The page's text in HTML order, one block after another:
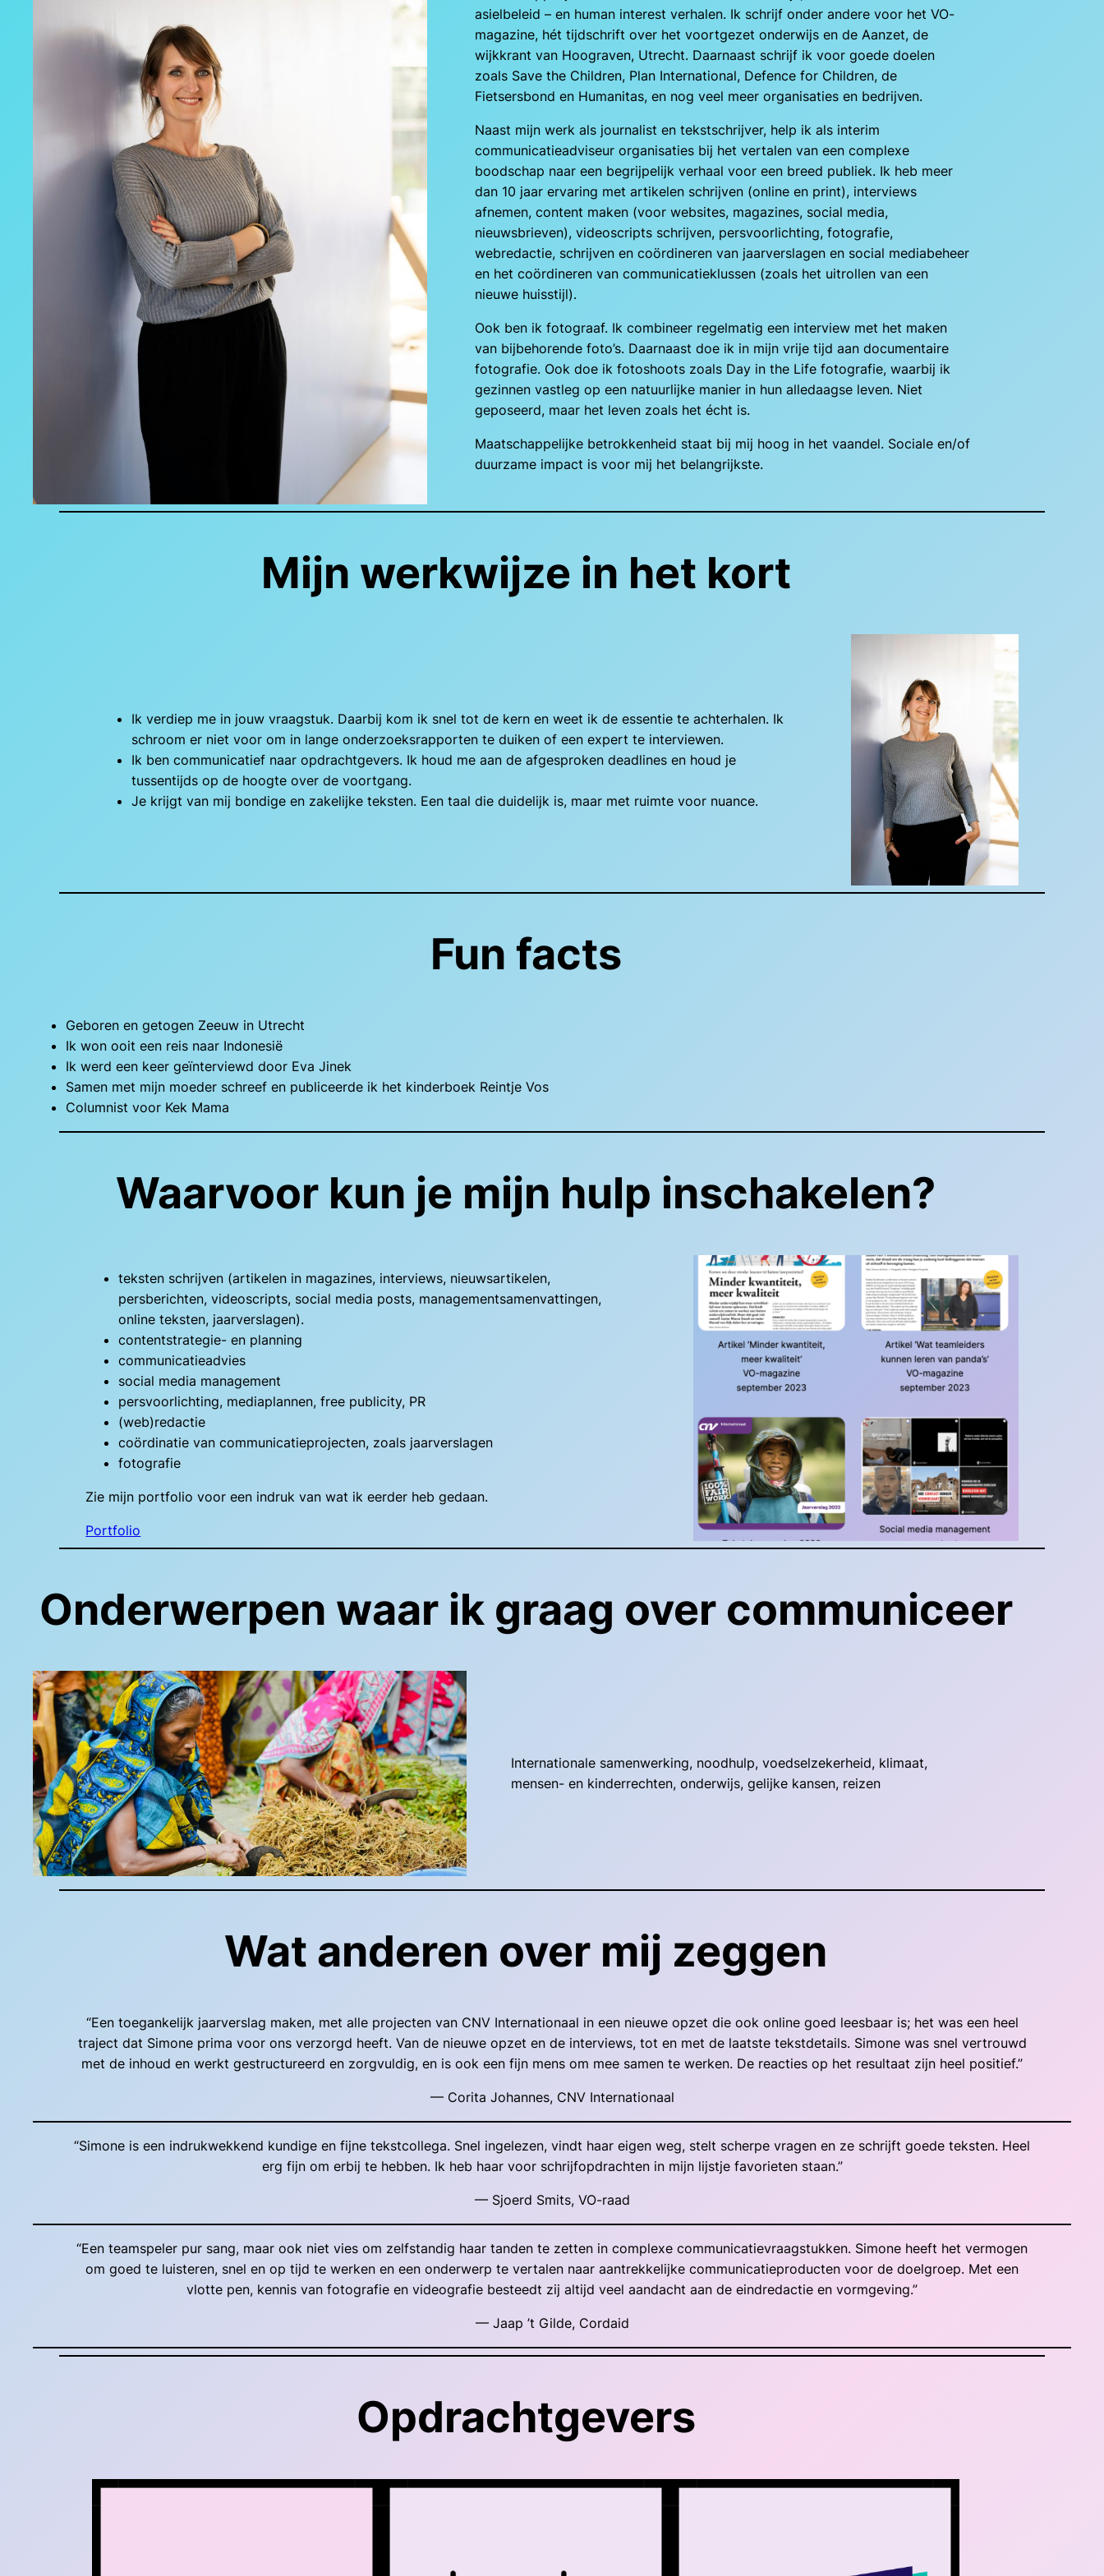
asielbeleid – en human interest verhalen. Ik schrijf onder andere voor het VO-
magazine, hét tijdschrift over het voortgezet onderwijs en de Aanzet, de
wijkkrant van Hoograven, Utrecht. Daarnaast schrijf ik voor goede doelen
zoals Save the Children, Plan International, Defence for Children, de
Fietsersbond en Humanitas, en nog veel meer organisaties en bedrijven.
Naast mijn werk als journalist en tekstschrijver, help ik als interim
communicatieadviseur organisaties bij het vertalen van een complexe
boodschap naar een begrijpelijk verhaal voor een breed publiek. Ik heb meer
dan 10 jaar ervaring met artikelen schrijven (online en print), interviews
afnemen, content maken (voor websites, magazines, social media,
nieuwsbrieven), videoscripts schrijven, persvoorlichting, fotografie,
webredactie, schrijven en coördineren van jaarverslagen en social mediabeheer
en het coördineren van communicatieklussen (zoals het uitrollen van een
nieuwe huisstijl).
Ook ben ik fotograaf. Ik combineer regelmatig een interview met het maken
van bijbehorende foto’s. Daarnaast doe ik in mijn vrije tijd aan documentaire
fotografie. Ook doe ik fotoshoots zoals Day in the Life fotografie, waarbij ik
gezinnen vastleg op een natuurlijke manier in hun alledaagse leven. Niet
geposeerd, maar het leven zoals het écht is.
Maatschappelijke betrokkenheid staat bij mij hoog in het vaandel. Sociale en/of
duurzame impact is voor mij het belangrijkste.
Mijn werkwijze in het kort
Ik verdiep me in jouw vraagstuk. Daarbij kom ik snel tot de kern en weet ik de essentie te achterhalen. Ik
schroom er niet voor om in lange onderzoeksrapporten te duiken of een expert te interviewen.
Ik ben communicatief naar opdrachtgevers. Ik houd me aan de afgesproken deadlines en houd je
tussentijds op de hoogte over de voortgang.
Je krijgt van mij bondige en zakelijke teksten. Een taal die duidelijk is, maar met ruimte voor nuance.
Fun facts
Geboren en getogen Zeeuw in Utrecht
Ik won ooit een reis naar Indonesië
Ik werd een keer geïnterviewd door Eva Jinek
Samen met mijn moeder schreef en publiceerde ik het kinderboek Reintje Vos
Columnist voor Kek Mama
Waarvoor kun je mijn hulp inschakelen?
teksten schrijven (artikelen in magazines, interviews, nieuwsartikelen,
persberichten, videoscripts, social media posts, managementsamenvattingen,
online teksten, jaarverslagen).
contentstrategie- en planning
communicatieadvies
social media management
persvoorlichting, mediaplannen, free publicity, PR
(web)redactie
coördinatie van communicatieprojecten, zoals jaarverslagen
fotografie
Zie mijn portfolio voor een indruk van wat ik eerder heb gedaan.
Portfolio
Onderwerpen waar ik graag over communiceer
Internationale samenwerking, noodhulp, voedselzekerheid, klimaat,
mensen- en kinderrechten, onderwijs, gelijke kansen, reizen
Wat anderen over mij zeggen
“Een toegankelijk jaarverslag maken, met alle projecten van CNV Internationaal in een nieuwe opzet die ook online goed leesbaar is; het was een heel
traject dat Simone prima voor ons verzorgd heeft. Van de nieuwe opzet en de interviews, tot en met de laatste tekstdetails. Simone was snel vertrouwd
met de inhoud en werkt gestructureerd en zorgvuldig, en is ook een fijn mens om mee samen te werken. De reacties op het resultaat zijn heel positief.”
— Corita Johannes, CNV Internationaal
“Simone is een indrukwekkend kundige en fijne tekstcollega. Snel ingelezen, vindt haar eigen weg, stelt scherpe vragen en ze schrijft goede teksten. Heel
erg fijn om erbij te hebben. Ik heb haar voor schrijfopdrachten in mijn lijstje favorieten staan.”
— Sjoerd Smits, VO-raad
“Een teamspeler pur sang, maar ook niet vies om zelfstandig haar tanden te zetten in complexe communicatievraagstukken. Simone heeft het vermogen
om goed te luisteren, snel en op tijd te werken en een onderwerp te vertalen naar aantrekkelijke communicatieproducten voor de doelgroep. Met een
vlotte pen, kennis van fotografie en videografie besteedt zij altijd veel aandacht aan de eindredactie en vormgeving.”
— Jaap ’t Gilde, Cordaid
Opdrachtgevers